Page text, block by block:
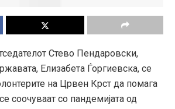
Стево Пендаровски,
Елизабета Ѓоргиевска, се
на Црвен Крст да помага
соочуваат со пандемијата од